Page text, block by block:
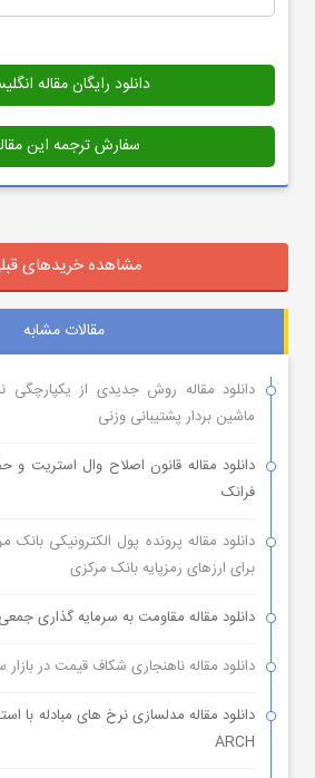
دانلود رایگان مقاله
سفارش ترجمه این
مشاهده خریدهای
مقالات مشابه
دانلود مقاله روش جدیدی از
ماشین بردار پشتیبانی وزنی
دانلود مقاله قانون اصلاح وال استریت
فرانک
دانلود مقاله پرونده پول الکترونیکی
برای ارزهای رمزپایه بانک مرکزی
دانلود مقاله مقاومت به سرمایه گذاری جمعی
دانلود مقاله ناهنجاری شکاف قیمت در بازار
دانلود مقاله مدلسازی نرخ های مبادله با
ARCH